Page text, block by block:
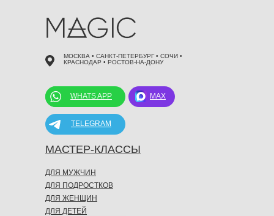
MAX
TELEGRAM
МАСТЕР-КЛАССЫ
WHATS APP
МОСКВА • САНКТ-ПЕТЕРБУРГ • СОЧИ •
КРАСНОДАР • РОСТОВ-НА-ДОНУ
ДЛЯ МУЖЧИН
ДЛЯ ПОДРОСТКОВ
ДЛЯ ЖЕНЩИН
ДЛЯ ДЕТЕЙ